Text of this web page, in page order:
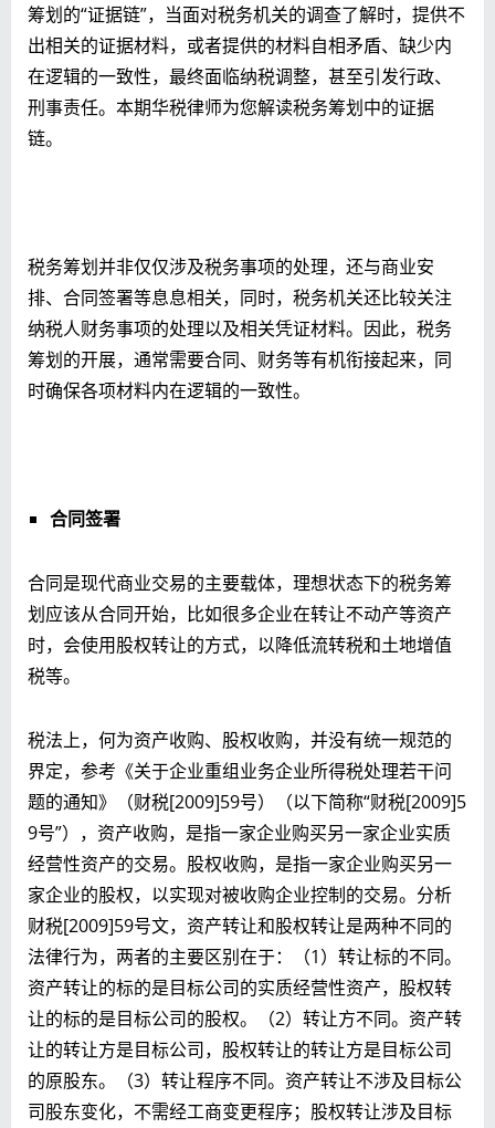
筹划的“证据链”，当面对税务机关的调查了解时，提供不
出相关的证据材料，或者提供的材料自相矛盾、缺少内
在逻辑的一致性，最终面临纳税调整，甚至引发行政、
刑事责任。本期华税律师为您解读税务筹划中的证据
链。
税务筹划并非仅仅涉及税务事项的处理，还与商业安
排、合同签署等息息相关，同时，税务机关还比较关注
纳税人财务事项的处理以及相关凭证材料。因此，税务
筹划的开展，通常需要合同、财务等有机衔接起来，同
时确保各项材料内在逻辑的一致性。
合同签署
合同是现代商业交易的主要载体，理想状态下的税务筹
划应该从合同开始，比如很多企业在转让不动产等资产
时，会使用股权转让的方式，以降低流转税和土地增值
税等。
税法上，何为资产收购、股权收购，并没有统一规范的
界定，参考《关于企业重组业务企业所得税处理若干问
题的通知》（财税[2009]59号）（以下简称“财税[2009]5
9号”），资产收购，是指一家企业购买另一家企业实质
经营性资产的交易。股权收购，是指一家企业购买另一
家企业的股权，以实现对被收购企业控制的交易。分析
财税[2009]59号文，资产转让和股权转让是两种不同的
法律行为，两者的主要区别在于：（1）转让标的不同。
资产转让的标的是目标公司的实质经营性资产，股权转
让的标的是目标公司的股权。（2）转让方不同。资产转
让的转让方是目标公司，股权转让的转让方是目标公司
的原股东。（3）转让程序不同。资产转让不涉及目标公
司股东变化，不需经工商变更程序；股权转让涉及目标